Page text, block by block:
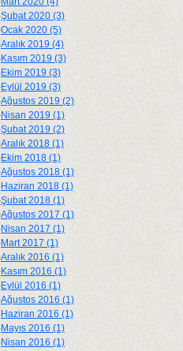
Şubat 2020 (3)
Ocak 2020 (5)
Aralık 2019 (4)
Kasım 2019 (3)
Ekim 2019 (3)
Eylül 2019 (3)
Ağustos 2019 (2)
Nisan 2019 (1)
Şubat 2019 (2)
Aralık 2018 (1)
Ekim 2018 (1)
Ağustos 2018 (1)
Haziran 2018 (1)
Şubat 2018 (1)
Ağustos 2017 (1)
Nisan 2017 (1)
Mart 2017 (1)
Aralık 2016 (1)
Kasım 2016 (1)
Eylül 2016 (1)
Ağustos 2016 (1)
Haziran 2016 (1)
Mayıs 2016 (1)
Nisan 2016 (1)